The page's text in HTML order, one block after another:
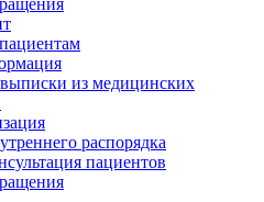
из медицинских
распорядка
пациентов